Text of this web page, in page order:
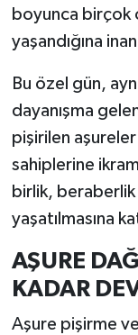
boyunca birçok
yaşandığına
Bu özel gün,
dayanışma
pişirilen
sahiplerine
birlik, beraberlik
yaşatılmasına
AŞURE
KADAR
Aşure pişirme